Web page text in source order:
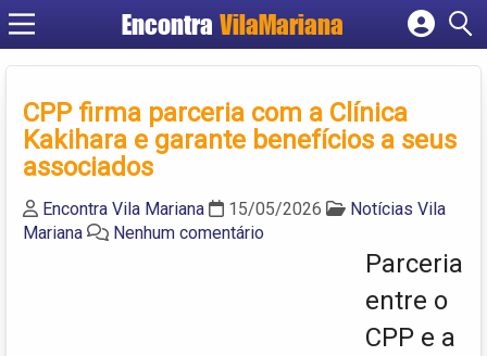
EncontraVilaMariana
Cadastrar empresa
Criar conta
CPP firma parceria com a Clínica
Kakihara e garante benefícios a seus
associados
Encontra Vila Mariana 15/05/2026
Notícias Vila
Mariana
Nenhum comentário
Parceria
entre o
CPP e a